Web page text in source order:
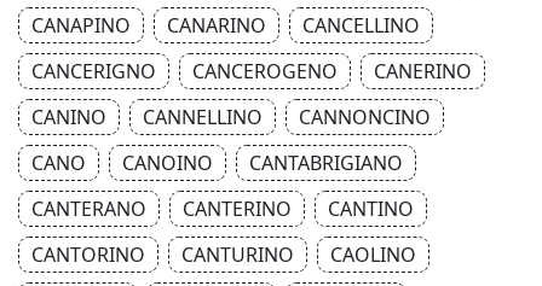
CANAPINO
CANARINO
CANCELLINO
CANCERIGNO
CANCEROGENO
CANERINO
CANINO
CANNELLINO
CANNONCINO
CANO
CANOINO
CANTABRIGIANO
CANTERANO
CANTERINO
CANTINO
CANTORINO
CANTURINO
CAOLINO